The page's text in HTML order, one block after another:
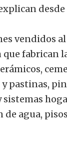
vendidos
fabrican
pastinas,
de agua,